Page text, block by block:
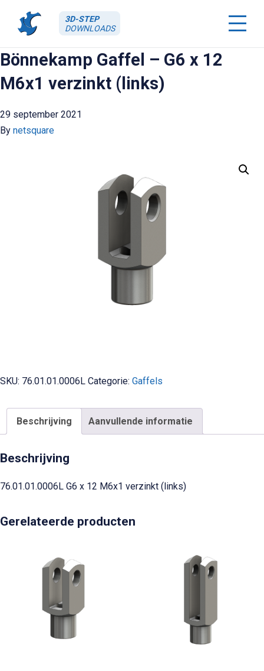
3D-STEP
DOWNLOADS
Bönnekamp Gaffel – G6 x 12
M6x1 verzinkt (links)
29 september 2021
By netsquare
SKU: 76.01.01.0006L Categorie: Gaffels
Beschrijving Aanvullende informatie
Beschrijving
76.01.01.0006L G6 x 12 M6x1 verzinkt (links)
Gerelateerde producten